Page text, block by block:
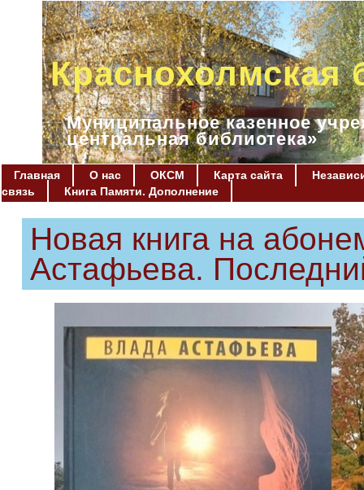
Краснохолмская
Муниципальное казенное
центральная библиотека»
Главная О нас ОКСМ Карта сайта
связь
Книга Памяти. Дополнение
Новая книга на
Астафьева.